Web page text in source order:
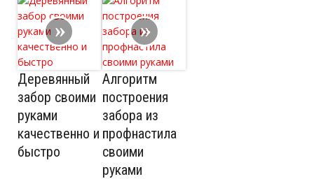
Деревянный
забор своими
руками
качественно и
быстро
Алгоритм
построения
забора из
профнастила
своими
руками